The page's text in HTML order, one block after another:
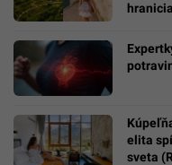
elita
sveta